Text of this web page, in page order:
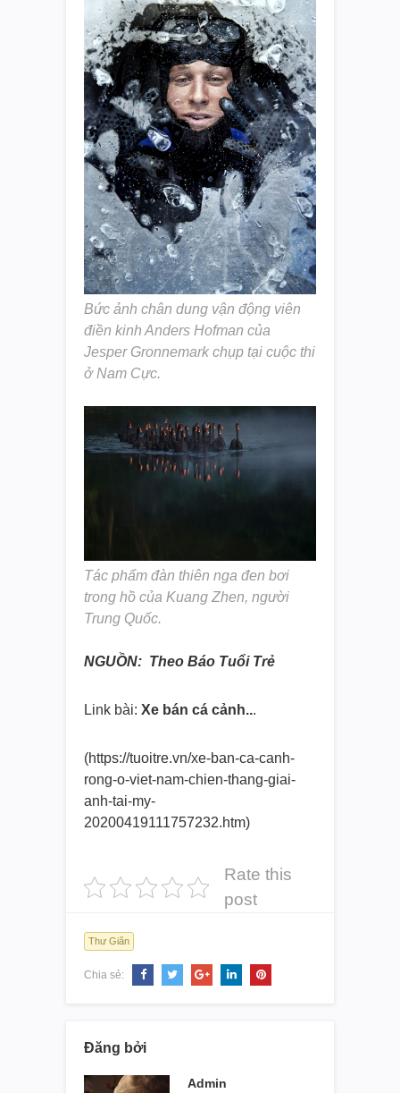
Bức ảnh chân dung vận động viên
điền kinh Anders Hofman của
Jesper Gronnemark chụp tại cuộc thi
ở Nam Cực.
Tác phẩm đàn thiên nga đen bơi
trong hồ của Kuang Zhen, người
Trung Quốc.
NGUỒN: Theo Báo Tuổi Trẻ
Link bài: Xe bán cá cảnh...
(https://tuoitre.vn/xe-ban-ca-canh-
rong-o-viet-nam-chien-thang-giai-
anh-tai-my-
20200419111757232.htm)
Rate this
post
Thư Giãn
Chia sẻ:
Đăng bởi
Admin